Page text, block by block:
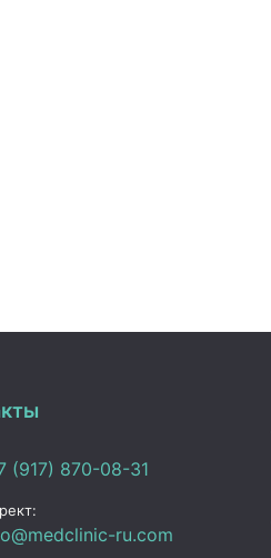
(917) 870-08-31
ru.com